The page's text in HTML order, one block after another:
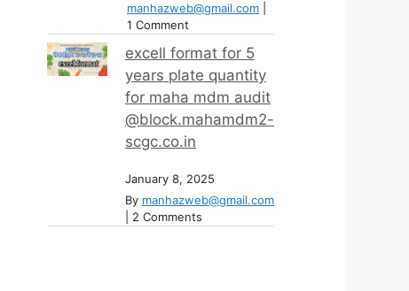
manhazweb@gmail.com
1 Comment
excell format for 5
years plate quantity
for maha mdm audit
@block.mahamdm2-
scgc.co.in
January 8, 2025
By manhazweb@gmail.com
2 Comments